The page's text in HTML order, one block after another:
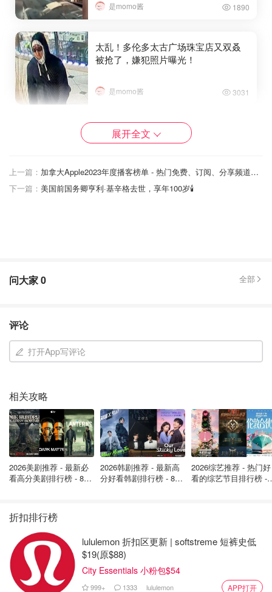
是momo酱 1890
太乱！多伦多太古广场珠宝店又双叒
被抢了，嫌犯照片曝光！
是momo酱 3031
展开全文
上一篇：
加拿大Apple2023年度播客榜单 - 热门免费、订阅、分享频道盘点
下一篇： 美国前国务卿亨利·基辛格去世，享年100岁🕯️
问大家0 全部
评论
打开App写评论
相关攻略
2026美剧推荐 - 最新必
看高分美剧排行榜 - 8月
2026韩剧推荐 - 最新高
分好看韩剧排行榜 - 8月
2026综艺推荐 - 热门好
看的综艺节目排行榜 -
折扣排行榜
lululemon 折扣区更新 | softstreme 短裤史低
$19(原$88)
City Essentials 小粉包$54
999+ 1333 lululemon APP打开